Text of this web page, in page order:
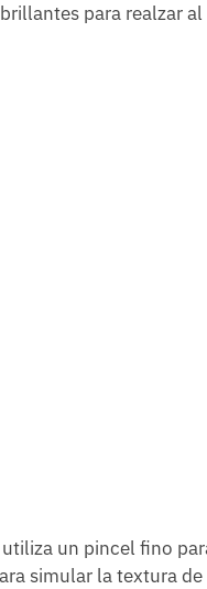
para realzar al
un pincel fino
simular la textura de